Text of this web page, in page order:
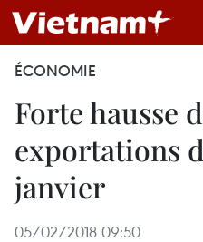
ÉCONOMIE
Forte hausse
exportations
janvier
05/02/2018 09:50